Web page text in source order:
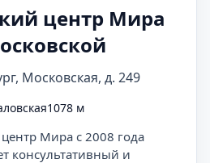
центр Мира
Московская, д. 249
1078 м
Мира с 2008 года
консультативный и